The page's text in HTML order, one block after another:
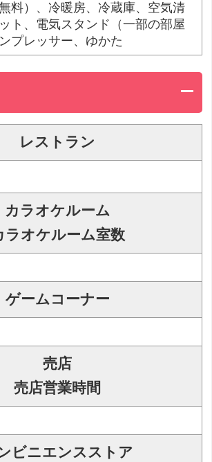
料）、冷暖房、冷蔵庫、空気清
ト、電気スタンド（一部の部屋
プレッサー、ゆかた
レストラン
カラオケルーム
ラオケルーム室数
ゲームコーナー
売店
売店営業時間
ビニエンスストア